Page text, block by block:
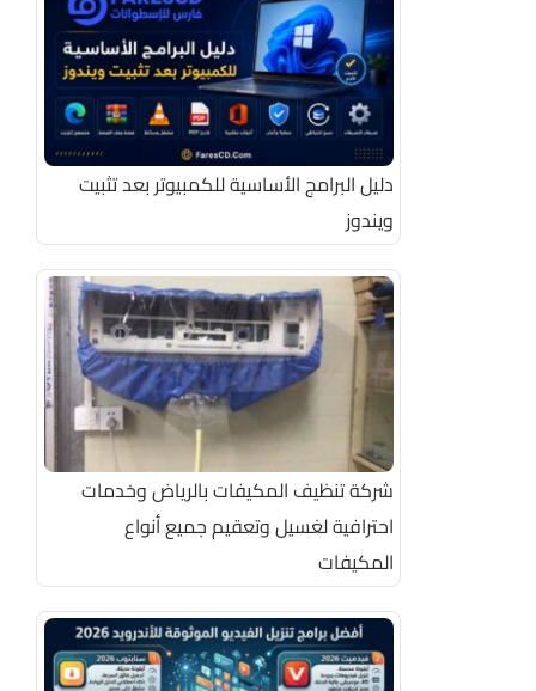
دليل البرامج الأساسية للكمبيوتر بعد تثبيت
ويندوز
شركة تنظيف المكيفات بالرياض وخدمات
احترافية لغسيل وتعقيم جميع أنواع
المكيفات